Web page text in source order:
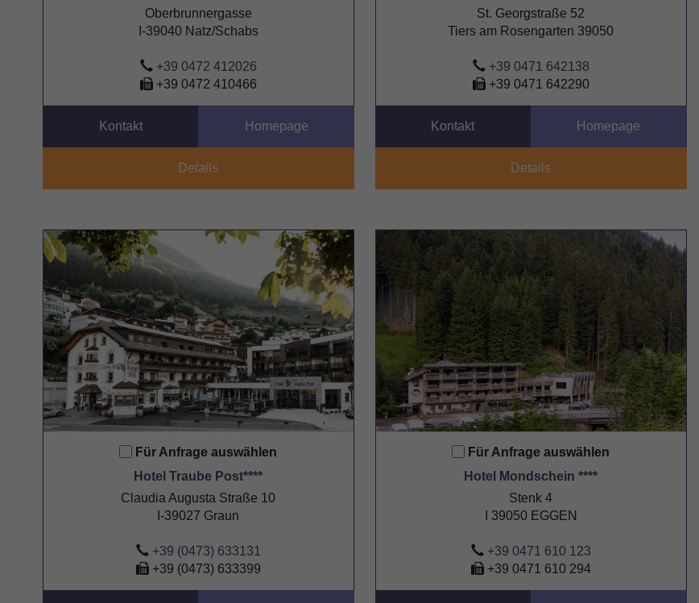
Oberbrunnergasse
I-39040 Natz/Schabs
+39 0472 412026
+39 0472 410466
Kontakt Homepage
Details
St. Georgstraße 52
Tiers am Rosengarten 39050
+39 0471 642138
+39 0471 642290
Kontakt Homepage
Details
Für Anfrage auswählen
Hotel Traube Post****
Claudia Augusta Straße 10
I-39027 Graun
+39 (0473) 633131
+39 (0473) 633399
Für Anfrage auswählen
Hotel Mondschein ****
Stenk 4
I 39050 EGGEN
+39 0471 610 123
+39 0471 610 294